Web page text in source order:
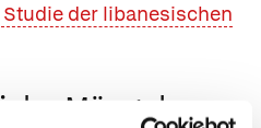
Studie der libanesischen
Mängel